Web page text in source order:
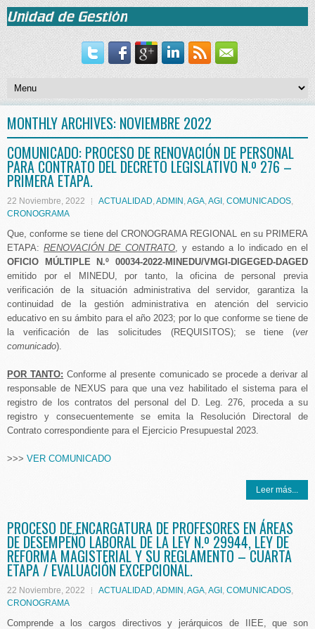
MONTHLY ARCHIVES: NOVIEMBRE 2022
COMUNICADO: PROCESO DE RENOVACIÓN DE PERSONAL
PARA CONTRATO DEL DECRETO LEGISLATIVO N.º 276 –
PRIMERA ETAPA.
22 Noviembre, 2022 ACTUALIDAD,ADMIN ,AGA,AGI , COMUNICADOS,
CRONOGRAMA
Que, conforme se tiene del CRONOGRAMA REGIONAL en su PRIMERA
ETAPA:RENOVACIÓN DE CONTRATO, y estando a lo indicado en el
OFICIO MÚLTIPLE N.º 00034-2022-MINEDU/VMGI-DIGEGED-DAGED
emitido por el MINEDU, por tanto, la oficina de personal previa
verificación de la situación administrativa del servidor, garantiza la
continuidad de la gestión administrativa en atención del servicio
educativo en su ámbito para el año 2023; por lo que conforme se tiene de
la verificación de las solicitudes (REQUISITOS); se tiene (ver
comunicado).
POR TANTO: Conforme al presente comunicado se procede a derivar al
responsable de NEXUS para que una vez habilitado el sistema para el
registro de los contratos del personal del D. Leg. 276, proceda a su
registro y consecuentemente se emita la Resolución Directoral de
Contrato correspondiente para el Ejercicio Presupuestal 2023.
>>> VER COMUNICADO
Leer más...
PROCESO DE ENCARGATURA DE PROFESORES EN ÁREAS
DE DESEMPEÑO LABORAL DE LA LEY N.º 29944, LEY DE
REFORMA MAGISTERIAL Y SU REGLAMENTO – CUARTA
ETAPA / EVALUACIÓN EXCEPCIONAL.
22 Noviembre, 2022 ACTUALIDAD,ADMIN ,AGA,AGI , COMUNICADOS,
CRONOGRAMA
Comprende a los cargos directivos y jerárquicos de IIEE, que son